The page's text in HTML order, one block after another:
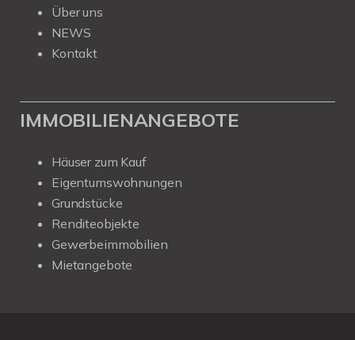
Über uns
NEWS
Kontakt
IMMOBILIENANGEBOTE
Häuser zum Kauf
Eigentumswohnungen
Grundstücke
Renditeobjekte
Gewerbeimmobilien
Mietangebote